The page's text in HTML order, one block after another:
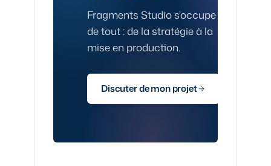
Fragments Studio s'occupe
de tout : de la stratégie à la
mise en production.
Discuter de mon projet